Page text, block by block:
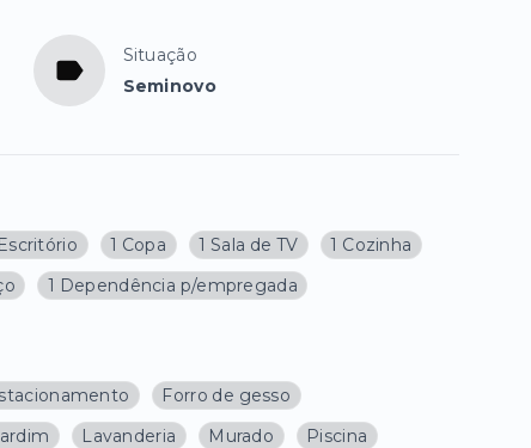
Situação
Seminovo
1 Copa 1 Sala de TV
1 Cozinha
1 Dependência p/empregada
Forro de gesso
Lavanderia Murado
Piscina